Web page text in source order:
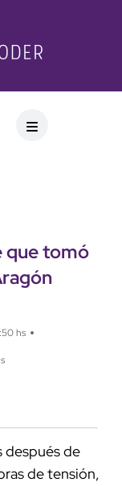
que tomó
hs
después de
de tensión,